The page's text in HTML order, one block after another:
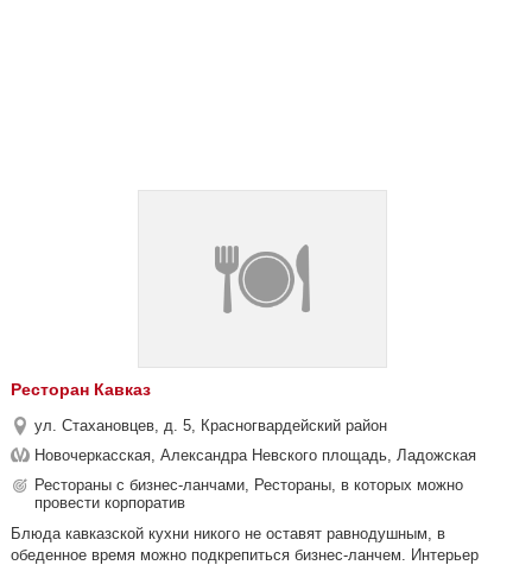
Ресторан Кавказ
ул. Стахановцев, д. 5, Красногвардейский район
Новочеркасская, Александра Невского площадь, Ладожская
Рестораны с бизнес-ланчами, Рестораны, в которых можно
провести корпоратив
Блюда кавказской кухни никого не оставят равнодушным, в
обеденное время можно подкрепиться бизнес-ланчем. Интерьер